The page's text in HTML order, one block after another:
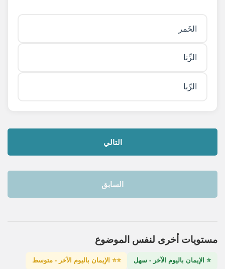
الخَمر
الزِّنا
الرِّبا
السابق
التالي
مستويات أخرى لنفس الموضوع
⭐ الإيمان باليوم الآخر - سهل ⭐⭐ الإيمان باليوم الآخر - متوسط